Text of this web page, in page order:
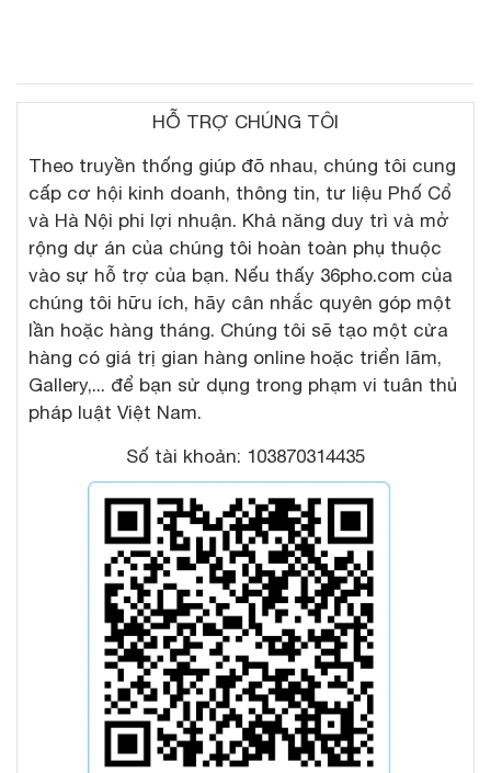
HỖ TRỢ CHÚNG TÔI
Theo truyền thống giúp đõ nhau, chúng tôi cung
cấp cơ hội kinh doanh, thông tin, tư liệu Phố Cổ
và Hà Nội phi lợi nhuận. Khả năng duy trì và mở
rộng dự án của chúng tôi hoàn toàn phụ thuộc
vào sự hỗ trợ của bạn. Nếu thấy 36pho.com của
chúng tôi hữu ích, hãy cân nhắc quyên góp một
lần hoặc hàng tháng. Chúng tôi sẽ tạo một cửa
hàng có giá trị gian hàng online hoặc triển lãm,
Gallery,... để bạn sử dụng trong phạm vi tuân thủ
pháp luật Việt Nam.
Số tài khoản: 103870314435